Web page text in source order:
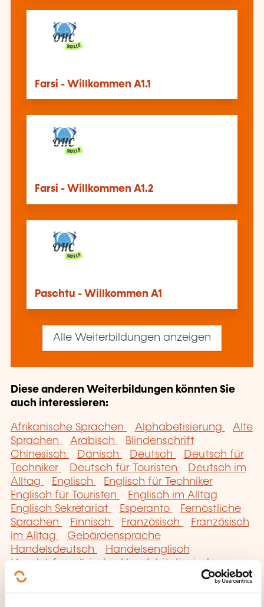
Farsi - Willkommen A1.1
Farsi - Willkommen A1.2
Paschtu - Willkommen A1
Alle Weiterbildungen anzeigen
Diese anderen Weiterbildungen könnten Sie
auch interessieren:
Afrikanische Sprachen Alphabetisierung
Alte
Sprachen
Arabisch
Blindenschrift
Chinesisch
Dänisch Deutsch
Deutsch für
Techniker
Deutsch für Touristen
Deutsch im
Alltag
Englisch
Englisch für Techniker
Englisch für Touristen
Englisch im Alltag
Englisch Sekretariat
Esperanto
Fernöstliche
Sprachen
Finnisch Französisch
Französisch
im Alltag
Gebärdensprache
Handelsdeutsch
Handelsenglisch
Handelsfranzösisch
Handelsitalienisch
Handelsspanisch
Indianische
Sprachen
Italienisch
Italienisch für Touristen